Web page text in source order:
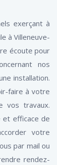
exerçant à
à Villeneuve-
écoute pour
nos
installation.
faire à votre
vos travaux.
et efficace de
votre
par mail ou
rendez-